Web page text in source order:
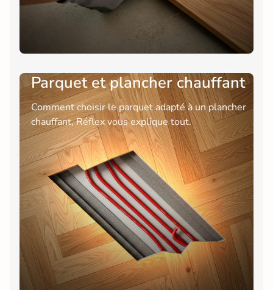
Parquet et plancher chauffant
Comment choisir le parquet adapté à un plancher
chauffant, Réflex vous explique tout.